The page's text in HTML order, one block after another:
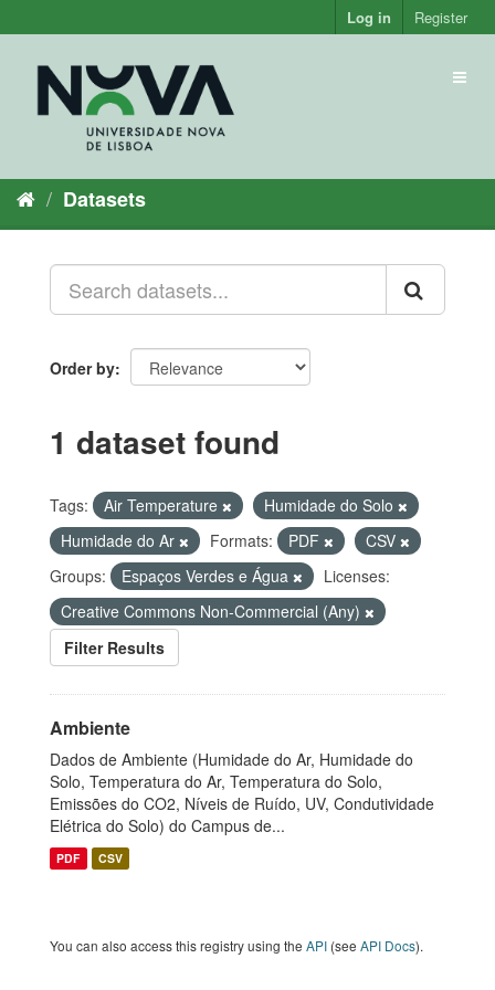
to
Log in Register
Datasets
Order by
1 dataset found
Tags: Air Temperature
Humidade do Solo
Humidade do Ar
Formats: PDF
CSV
Groups:
Espaços Verdes e Água
Licenses:
Creative Commons Non-Commercial (Any)
Filter Results
Ambiente
Dados de Ambiente (Humidade do Ar, Humidade do
Solo, Temperatura do Ar, Temperatura do Solo,
Emissões do CO2, Níveis de Ruído, UV, Condutividade
Elétrica do Solo) do Campus de...
PDF CSV
You can also access this registry using the API (see API Docs).